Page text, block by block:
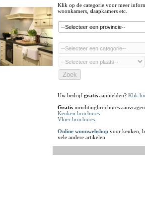
Klik op de categorie voor meer
woonkamers, slaapkamers etc.
Uw bedrijf gratis aanmelden? Klik
Gratis inrichtingbrochures
Keuken brochures
Vloer brochures
Online woonwebshop voor keuken,
vele andere artikelen